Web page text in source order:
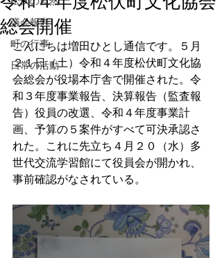
議会報告
町の行事
日常の活動
総会開催
こんにちは増田ひとし通信です。５月
２１日（土）令和４年度松伏町文化協
会総会が役場本庁舎で開催された。令
和３年度事業報告、決算報告（監査報
告）役員の改選、令和４年度事業計
画、予算の５案件がすべて可決承認さ
れた。これに先立ち４月２０（水）多
世代交流学習館にて役員会が開かれ、
事前確認がなされている。